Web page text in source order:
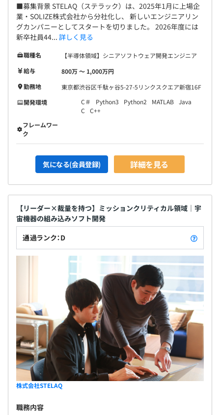
■募集背景 STELAQ（ステラック）は、2025年1月に上場企
業・SOLIZE株式会社から分社化し、 新しいエンジニアリン
グカンパニーとしてスタートを切りました。 2026年度には
新卒社員44... 詳しく見る
職種名
【半導体領域】シニアソフトウェア開発エンジニア
給与
800万 〜 1,000万円
勤務地
東京都渋谷区千駄ヶ谷5-27-5リンクスクエア新宿16F
開発環境
C＃ Python3 Python2 MATLAB Java
C
C++
フレームワー
ク
気になる(会員登録) 詳細を見る
【リーダー×裁量を持つ】ミッションクリティカル領域｜宇
宙機器の組み込みソフト開発
通過ランク：D
株式会社STELAQ
職務内容